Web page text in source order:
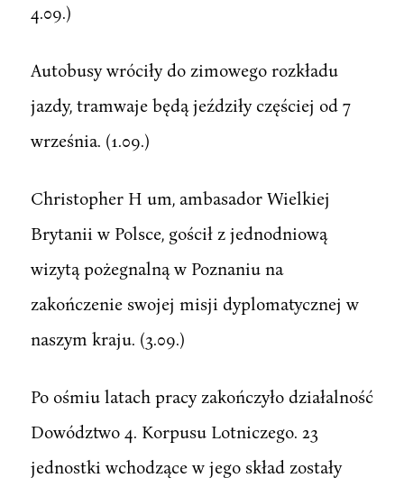
4.09.)
Autobusy wróciły do zimowego rozkładu
jazdy, tramwaje będą jeździły częściej od 7
września. (1.09.)
Christopher H um, ambasador Wielkiej
Brytanii w Polsce, gościł z jednodniową
wizytą pożegnalną w Poznaniu na
zakończenie swojej misji dyplomatycznej w
naszym kraju. (3.09.)
Po ośmiu latach pracy zakończyło działalność
Dowództwo 4. Korpusu Lotniczego. 23
jednostki wchodzące w jego skład zostały